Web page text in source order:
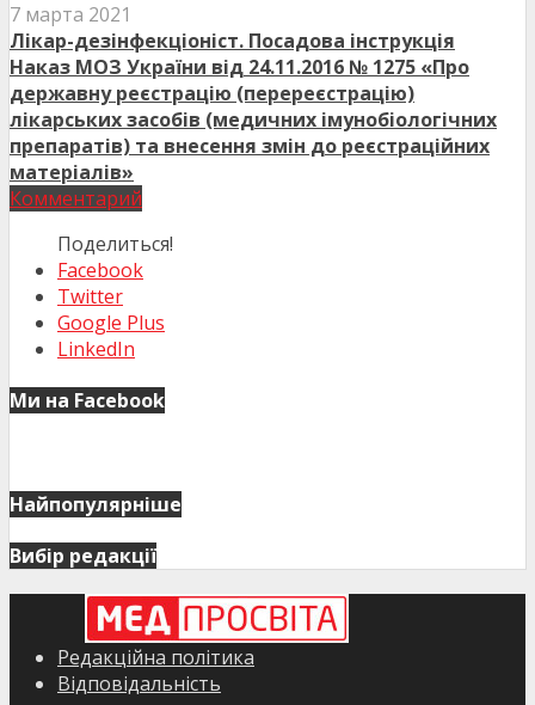
7 марта 2021
Лікар-дезінфекціоніст. Посадова інструкція
Наказ МОЗ України від 24.11.2016 № 1275 «Про
державну реєстрацію (перереєстрацію)
лікарських засобів (медичних імунобіологічних
препаратів) та внесення змін до реєстраційних
матеріалів»
Комментарий
Поделиться!
Facebook
Twitter
Google Plus
LinkedIn
Ми на Facebook
Найпопулярніше
Вибір редакції
Редакційна політика
Відповідальність